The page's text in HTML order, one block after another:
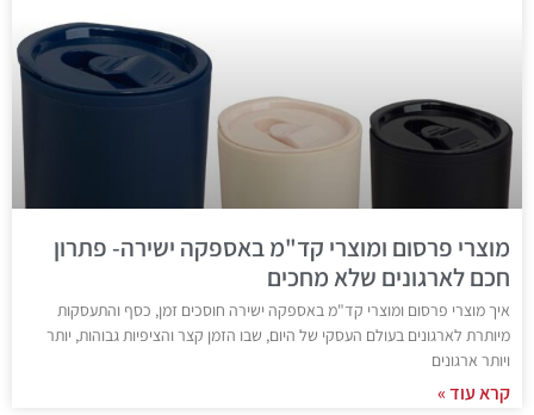
מוצרי פרסום ומוצרי קד"מ באספקה ישירה- פתרון
חכם לארגונים שלא מחכים
איך מוצרי פרסום ומוצרי קד"מ באספקה ישירה חוסכים זמן, כסף והתעסקות
מיותרת לארגונים בעולם העסקי של היום, שבו הזמן קצר והציפיות גבוהות, יותר
ויותר ארגונים
קרא עוד »